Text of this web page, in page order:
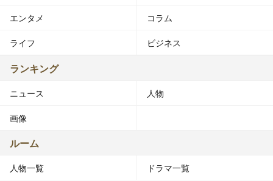
エンタメ コラム
ライフ ビジネス
ランキング
ニュース 人物
画像
ルーム
人物一覧 ドラマ一覧